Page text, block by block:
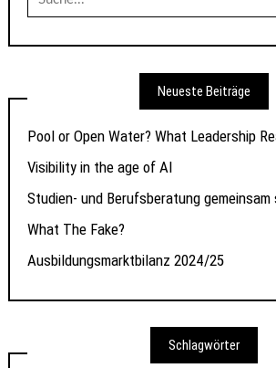
nach:
Neueste Beiträge
Pool or Open Water? What Leadership
Visibility in the age of AI
Studien- und Berufsberatung gemeinsam
What The Fake?
Ausbildungsmarktbilanz 2024/25
Schlagwörter